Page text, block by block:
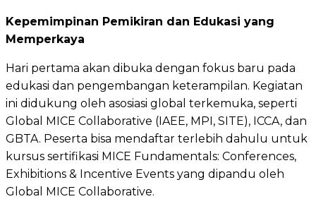
Kepemimpinan Pemikiran dan Edukasi yang
Memperkaya
Hari pertama akan dibuka dengan fokus baru pada
edukasi dan pengembangan keterampilan. Kegiatan
ini didukung oleh asosiasi global terkemuka, seperti
Global MICE Collaborative (IAEE, MPI, SITE), ICCA, dan
GBTA. Peserta bisa mendaftar terlebih dahulu untuk
kursus sertifikasi MICE Fundamentals: Conferences,
Exhibitions & Incentive Events yang dipandu oleh
Global MICE Collaborative.